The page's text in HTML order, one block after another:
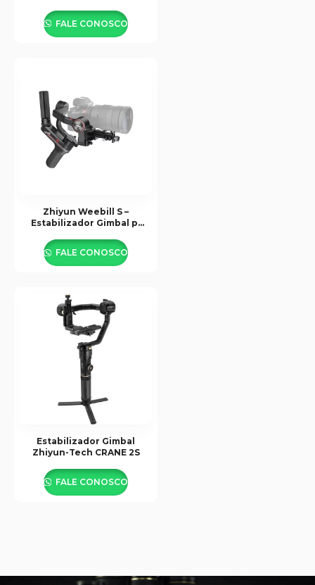
FALE CONOSCO
Zhiyun Weebill S –
Estabilizador Gimbal p/
FALE CONOSCO
Estabilizador Gimbal
Zhiyun-Tech CRANE 2S
FALE CONOSCO